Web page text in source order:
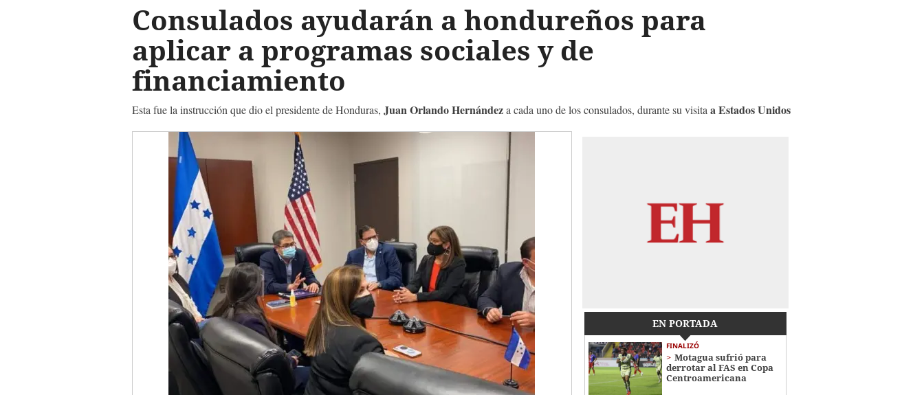
Consulados ayudarán a hondureños para
aplicar a programas sociales y de
financiamiento
Esta fue la instrucción que dio el presidente de Honduras, Juan Orlando Hernándeza cada uno de los consulados, durante su visita a Estados Unidos
EN PORTADA
FINALIZÓ
Motagua sufrió para
derrotar al FAS en Copa
Centroamericana